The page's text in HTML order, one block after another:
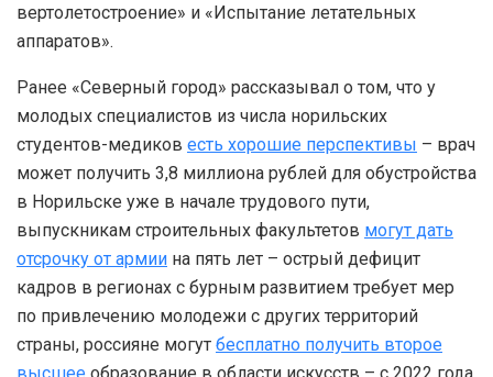
вертолетостроение» и «Испытание летательных
аппаратов».
Ранее «Северный город» рассказывал о том, что у
молодых специалистов из числа норильских
студентов-медиков есть хорошие перспективы – врач
может получить 3,8 миллиона рублей для обустройства
в Норильске уже в начале трудового пути,
выпускникам строительных факультетов могут дать
отсрочку от армии на пять лет – острый дефицит
кадров в регионах с бурным развитием требует мер
по привлечению молодежи с других территорий
страны, россияне могут бесплатно получить второе
высшее образование в области искусств – с 2022 года